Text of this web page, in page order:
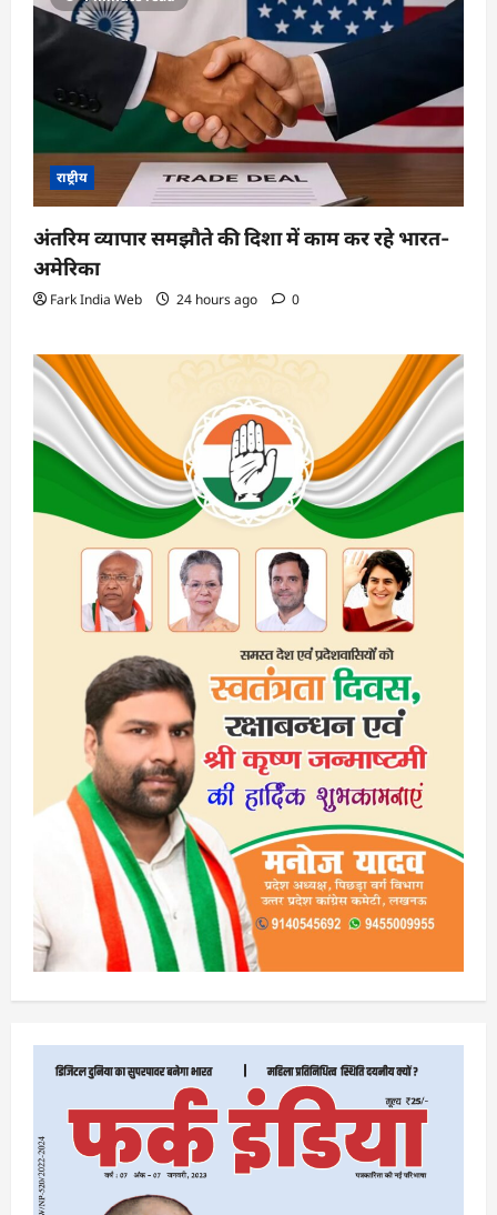
राष्ट्रीय
अंतरिम व्यापार समझौते की दिशा में काम कर रहे भारत-
अमेरिका
Fark India Web 24 hours ago 0